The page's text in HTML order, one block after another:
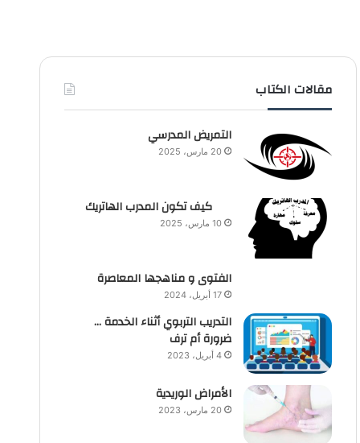
مقالات الكتاب
التمريض المدرسي
20 مارس، 2025
كيف تكون المدرب الهاتريك
10 مارس، 2025
الفتوى و مناهجها المعاصرة
17 أبريل، 2024
التدريب التربوي أثناء الخدمة …
ضرورة أم ترف
4 أبريل، 2023
الأمراض الوريدية
20 مارس، 2023